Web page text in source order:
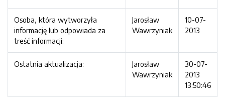
Osoba, która wytworzyła
informację lub odpowiada za
treść informacji:
Jarosław
Wawrzyniak
10-07-
2013
Ostatnia aktualizacja:
Jarosław
Wawrzyniak
30-07-
2013
13:50:46